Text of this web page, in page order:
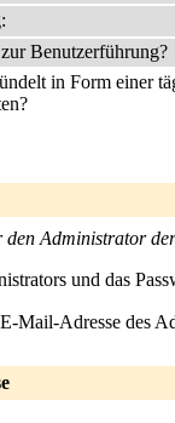
Benutzerführung?
in Form einer
Administrator
und das
E-Mail-Adresse des